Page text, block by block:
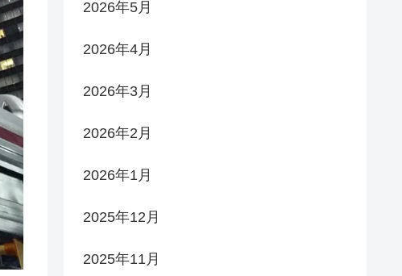
2026年5月
2026年4月
2026年3月
2026年2月
2026年1月
2025年12月
2025年11月